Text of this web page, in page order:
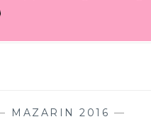
MAZARIN 2016 —